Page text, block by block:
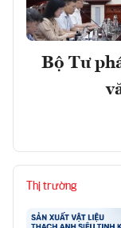
Bộ Tư
Thị trường